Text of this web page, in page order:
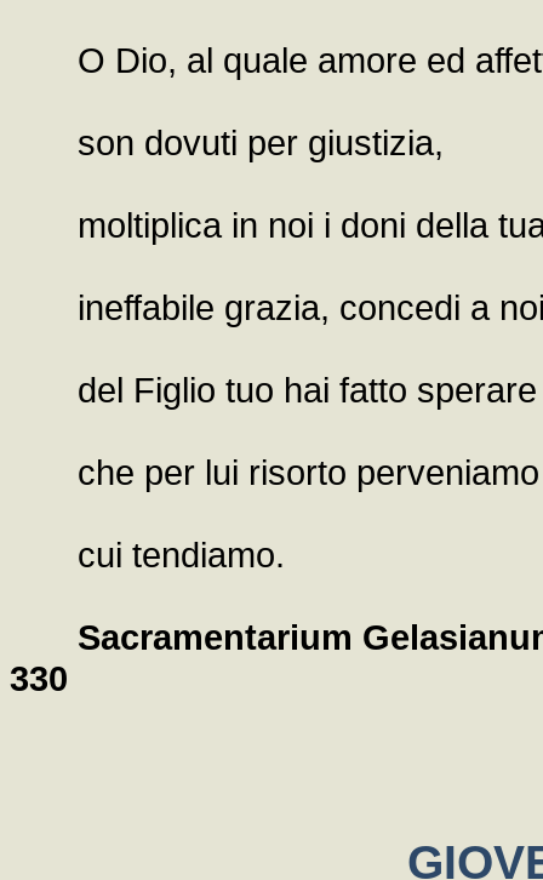
O Dio, al quale amore ed
son dovuti per giustizia,
moltiplica in noi i doni della
ineffabile grazia, concedi a
del Figlio tuo hai fatto sperare
che per lui risorto perveniamo
cui tendiamo.
Sacramentarium
330